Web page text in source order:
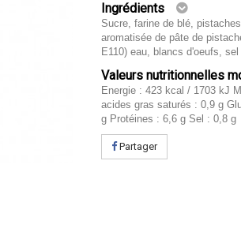
Ingrédients
Sucre, farine de blé,
aromatisée de pâte de
E110) eau, blancs d'oeufs, sel
Valeurs nutritionnelles
Energie : 423 kcal / 1703 kJ
acides gras saturés : 0,9 g
g Protéines : 6,6 g Sel : 0,8 g
Partager